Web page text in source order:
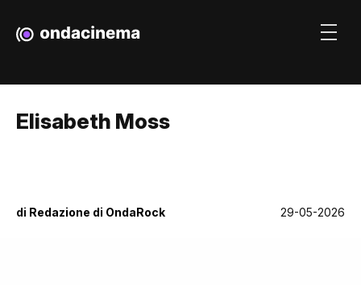
Elisabeth Moss
di Redazione di OndaRock 29-05-2026